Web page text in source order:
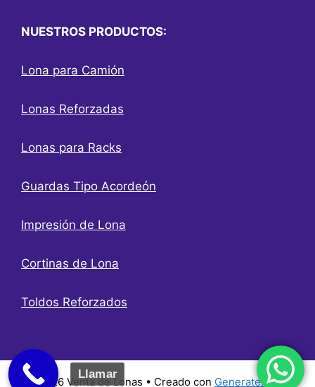
NUESTROS PRODUCTOS:
Lona para Camión
Lonas Reforzadas
Lonas para Racks
Guardas Tipo Acordeón
Impresión de Lona
Cortinas de Lona
Toldos Reforzados
© 2026 Venta de Lonas • Creado con GeneratePress
Llamar